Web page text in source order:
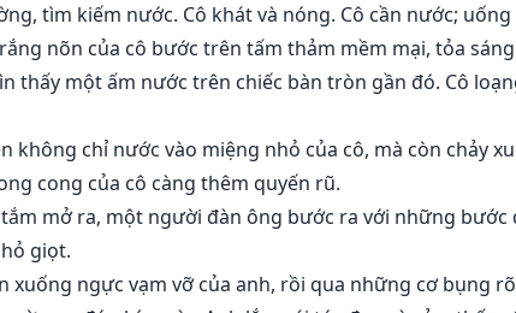
tìm kiếm nước. Cô khát và nóng. Cô cần nước;
nõn của cô bước trên tấm thảm mềm mại, tỏa
thấy một ấm nước trên chiếc bàn tròn gần đó. Cô
không chỉ nước vào miệng nhỏ của cô, mà còn chảy
cong của cô càng thêm quyến rũ.
mở ra, một người đàn ông bước ra với những
giọt.
xuống ngực vạm vỡ của anh, rồi qua những cơ bụng